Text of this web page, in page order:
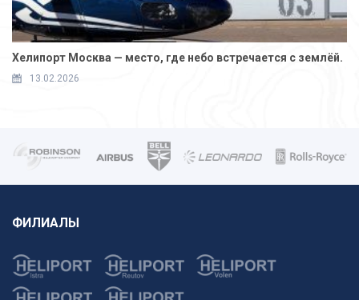
Хелипорт Москва — место, где небо встречается с землёй.
13.02.2026
ФИЛИАЛЫ